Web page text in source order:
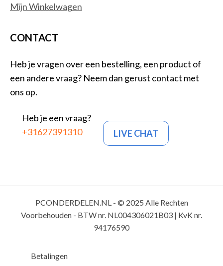
Mijn Winkelwagen
CONTACT
Heb je vragen over een bestelling, een product of
een andere vraag? Neem dan gerust contact met
ons op.
Heb je een vraag?
+31627391310
LIVE CHAT
PCONDERDELEN.NL - © 2025 Alle Rechten
Voorbehouden - BTW nr. NL004306021B03 | KvK nr.
94176590
Betalingen